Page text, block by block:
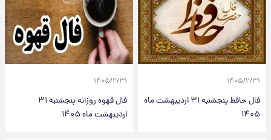
۱۴۰۵/۲/۳۱
فال حافظ پنجشنبه ۳۱ اردیبهشت ماه
۱۴۰۵
۱۴۰۵/۲/۳۱
فال قهوه روزانه پنجشنبه ۳۱
اردیبهشت ماه ۱۴۰۵